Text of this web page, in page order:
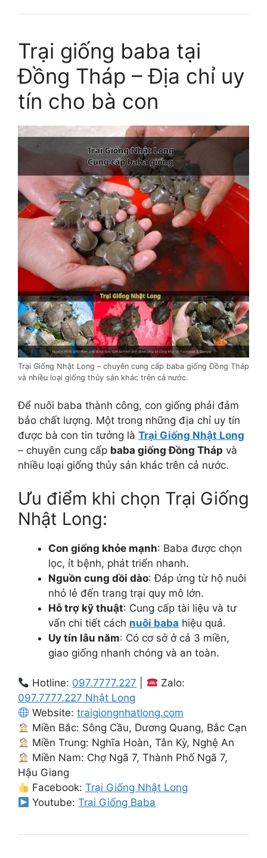
Trại giống baba tại
Đồng Tháp – Địa chỉ uy
tín cho bà con
Trại Giống Nhật Long – chuyên cung cấp baba giống Đồng Tháp
và nhiều loại giống thủy sản khác trên cả nước.
Để nuôi baba thành công, con giống phải đảm
bảo chất lượng. Một trong những địa chỉ uy tín
được bà con tin tưởng là Trại Giống Nhật Long
– chuyên cung cấp baba giống Đồng Tháp và
nhiều loại giống thủy sản khác trên cả nước.
Ưu điểm khi chọn Trại Giống
Nhật Long:
Con giống khỏe mạnh: Baba được chọn
lọc, ít bệnh, phát triển nhanh.
Nguồn cung dồi dào: Đáp ứng từ hộ nuôi
nhỏ lẻ đến trang trại quy mô lớn.
Hỗ trợ kỹ thuật: Cung cấp tài liệu và tư
vấn chi tiết cách nuôi baba hiệu quả.
Uy tín lâu năm: Có cơ sở ở cả 3 miền,
giao giống nhanh chóng và an toàn.
Hotline: 097.7777.227
Zalo:
097.7777.227 Nhật Long
Website:traigiongnhatlong.com
Miền Bắc: Sông Cầu, Dương Quang, Bắc Cạn
Miền Trung: Nghĩa Hoàn, Tân Kỳ, Nghệ An
Miền Nam: Chợ Ngã 7, Thành Phố Ngã 7,
Hậu Giang
Facebook:Trại Giống Nhật Long
Youtube:Trại Giống Baba